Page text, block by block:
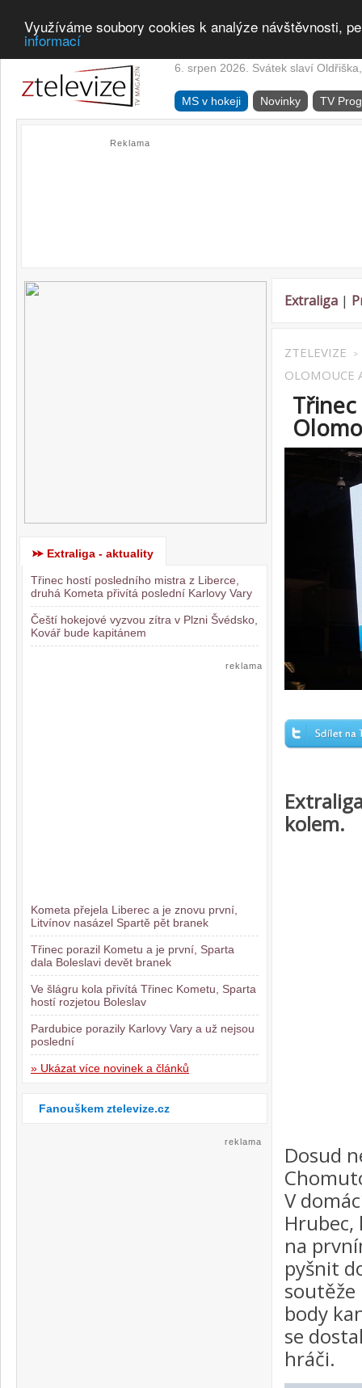
Využíváme soubory cookies k analýze návštěvnosti,
informací
6. srpen 2026. Svátek slaví
MS v hokeji Novinky TV
Reklama
Extraliga - aktuality
Třinec hostí posledního mistra z Liberce,
druhá Kometa přivítá poslední Karlovy Vary
Čeští hokejové vyzvou zítra v Plzni Švédsko,
Kovář bude kapitánem
reklama
Kometa přejela Liberec a je znovu první,
Litvínov nasázel Spartě pět branek
Třinec porazil Kometu a je první, Sparta
dala Boleslavi devět branek
Ve šlágru kola přivítá Třinec Kometu, Sparta
hostí rozjetou Boleslav
Pardubice porazily Karlovy Vary a už nejsou
poslední
» Ukázat více novinek a článků
Fanouškem ztelevize.cz
reklama
Extraliga |
ZTELEVIZE >
OLOMOUCE
kolem.
Dosud
V
na
pyšnit
soutěže
body
se
hráči.